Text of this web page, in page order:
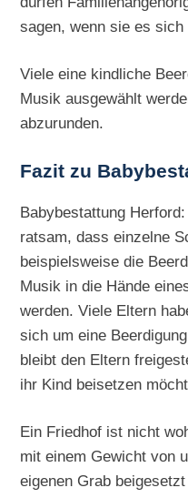
sagen, wenn sie es sich
Viele eine kindliche
Musik ausgewählt
abzurunden.
Fazit zu
Babybestattung
ratsam, dass einzelne
beispielsweise die
Musik in die Hände
werden. Viele Eltern
sich um eine
bleibt den Eltern
ihr Kind beisetzen
Ein Friedhof ist nicht
mit einem Gewicht von
eigenen Grab